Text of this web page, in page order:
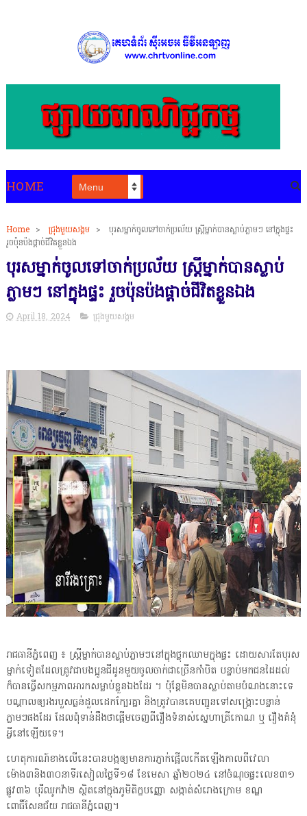
HOME
Home > ជ្រុងមួយសង្គម >
បុរសម្នាក់ចូលទៅចាក់ប្រល័យ ស្ត្រីម្នាក់បានស្លាប់ភ្លាមៗ នៅក្នុងផ្ទះ
រួចប៉ុនប៉ងផ្តាច់ជីវិតខ្លួនឯង
បុរសម្នាក់ចូលទៅចាក់ប្រល័យ ស្ត្រីម្នាក់បានស្លាប់
ភ្លាមៗ នៅក្នុងផ្ទះ រួចប៉ុនប៉ងផ្តាច់ជីវិតខ្លួនឯង
April 18, 2024 ជ្រុងមួយសង្គម
រាជធានីភ្នំពេញ ៖ ស្ត្រីម្នាក់បានស្លាប់ភ្លាមៗនៅក្នុងថ្លុកឈាមក្នុងផ្ទះ ដោយសារតែបុរស
ម្នាក់ទៀតដែលត្រូវជាបងប្អូនជីដូនមួយចូលចាក់ជាច្រើនកាំបិត បន្ទាប់មកជនដៃដល់
ក៏បានធ្វើសកម្មភាពអារកសម្លាប់ខ្លួនឯងដែរ ។ ប៉ុន្តែមិនបានស្លាប់តាមបំណងនោះទេ
បណ្ដាលឲ្យរងរបួសធ្ងន់ដួលដេកក្បែរគ្នា និងត្រូវបានគេបញ្ជូនទៅសង្គ្រោះបន្ទាន់
ភ្លាមៗផងដែរ ដែលពុំទាន់ដឹងថាផ្ដើមចេញពីរឿងទំនាស់ស្នេហាត្រីកោណ ឬ រឿងគំនុំ
អ្វីនៅឡើយទេ។
ហេតុការណ៍ខាងលើនេះបានបង្កឲ្យមានការភ្ញាក់ផ្អើលកើតឡើងកាលពីវេលា
ម៉ោង៣និង៣០នាទីរសៀលថ្ងៃទី១៨ ខែមេសា ឆ្នាំ២០២៤ នៅចំណុចផ្ទះលេខ៣១
ផ្លូវ៣៦ បុរីឈូកវ៉ា២ ស្ថិតនៅក្នុងភូមិតិក្ខបញ្ញោ សង្កាត់សំរោងក្រោម ខណ្ឌ
ពោធិ៍សែនជ័យ រាជធានីភ្នំពេញ។